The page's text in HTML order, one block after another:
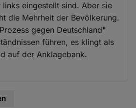
eingestellt sind. Aber sie
die Mehrheit der Bevölkerung.
gegen Deutschland"
führen, es klingt als
auf der Anklagebank.